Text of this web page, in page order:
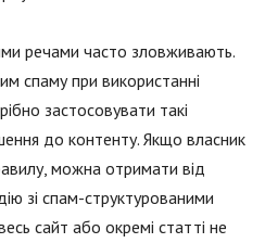
речами часто зловживають.
спаму при використанні
застосовувати такі
до контенту. Якщо власник
можна отримати від
зі спам-структурованими
сайт або окремі статті не